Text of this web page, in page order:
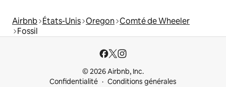
Airbnb États-Unis Oregon Comté de Wheeler
Fossil
© 2026 Airbnb, Inc.
Confidentialité
Conditions générales